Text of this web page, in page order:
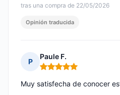
tras una compra de 22/05/2026
Opinión traducida
P
Paule F.
Nota: 5 de 5
Muy satisfecha de conocer